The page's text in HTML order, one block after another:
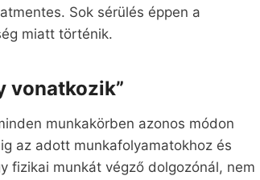
Sok sérülés éppen a
miatt történik.
vonatkozik”
munkakörben azonos módon
az adott munkafolyamatokhoz és
fizikai munkát végző dolgozónál, nem